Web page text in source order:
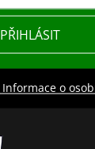
PŘIHLÁSIT
Informace o